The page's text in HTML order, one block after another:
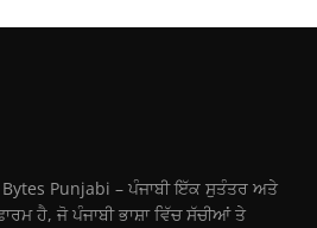
Punjabi – ਪੰਜਾਬੀ ਇੱਕ ਸੁਤੰਤਰ ਅਤੇ
ਹੈ, ਜੋ ਪੰਜਾਬੀ ਭਾਸ਼ਾ ਵਿੱਚ ਸੱਚੀਆਂ ਤੇ